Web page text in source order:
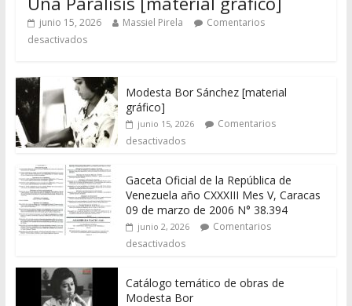
junio 15, 2026 Massiel Pirela
Comentarios
desactivados
Modesta Bor Sánchez [material
gráfico]
junio 15, 2026
Comentarios
desactivados
Gaceta Oficial de la República de
Venezuela año CXXXIII Mes V, Caracas
09 de marzo de 2006 N° 38.394
junio 2, 2026
Comentarios
desactivados
Catálogo temático de obras de
Modesta Bor